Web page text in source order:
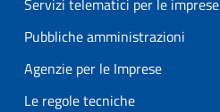
Servizi telematici per le imprese
Pubbliche amministrazioni
Agenzie per le Imprese
Le regole tecniche